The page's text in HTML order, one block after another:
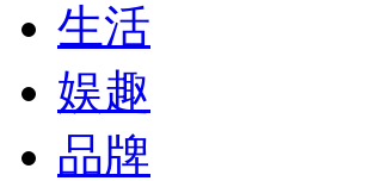
生活
娱趣
品牌